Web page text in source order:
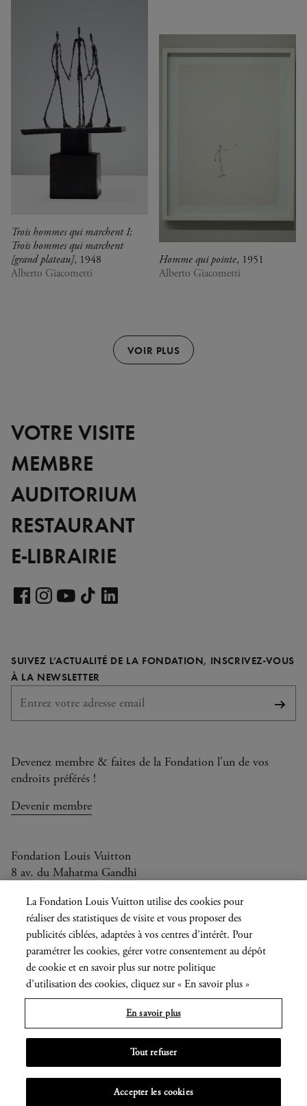
Trois hommes qui marchent I;
Trois hommes qui marchent
[grand plateau], 1948
Alberto Giacometti
Homme qui pointe, 1951
Alberto Giacometti
VOIR PLUS
VOTRE VISITE
MEMBRE
AUDITORIUM
RESTAURANT
E-LIBRAIRIE
FacebookInstagram
YouTube
TikTok
SUIVEZ L’ACTUALITÉ DE LA FONDATION, INSCRIVEZ-VOUS
À LA NEWSLETTER
Devenez membre & faites de la Fondation l'un de vos
endroits préférés !
Devenir membre
Fondation Louis Vuitton
8 av. du Mahatma Gandhi
Ouvert aujourd'hui de 10h à 20h
Langue
actuelle
| EN
Presse
Privatisation
La Fondation Louis Vuitton utilise des cookies pour
réaliser des statistiques de visite et vous proposer des
publicités ciblées, adaptées à vos centres d’intérêt. Pour
paramétrer les cookies, gérer votre consentement au dépôt
de cookie et en savoir plus sur notre politique
d’utilisation des cookies, cliquez sur « En savoir plus »
En savoir plus
Tout refuser
Accepter les cookies